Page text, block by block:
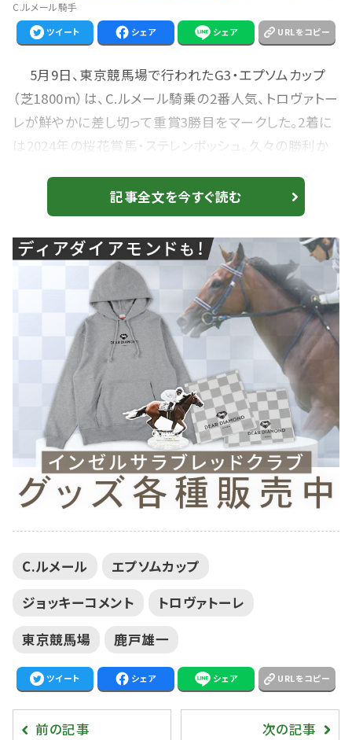
C.ルメール騎手
ツイート シェア シェア URLをコピー
5月9日、東京競馬場で行われたG3・エプソムカップ
（芝1800m）は、C.ルメール騎乗の2番人気、トロヴァトー
レが鮮やかに差し切って重賞3勝目をマークした。2着に
は2024年の桜花賞馬・ステレンボッシュ。久々の勝利か
た。 エプソムカップ、勝利ジョッキーコメント 1着 トロ
ヴァトーレ C.ルメール騎手 「間に合いましたね。ステレ
ンボッシュの後ろはちょうどいいポジションだと思いまし
た。ずっとゴールまで目標がありましたので。トロヴァト
ーレ、すごい頑張ってくれま...
記事全文を今すぐ読む
C.ルメール
エプソムカップ
ジョッキーコメント
トロヴァトーレ
東京競馬場
鹿戸雄一
ツイート シェア シェア URLをコピー
前の記事 次の記事